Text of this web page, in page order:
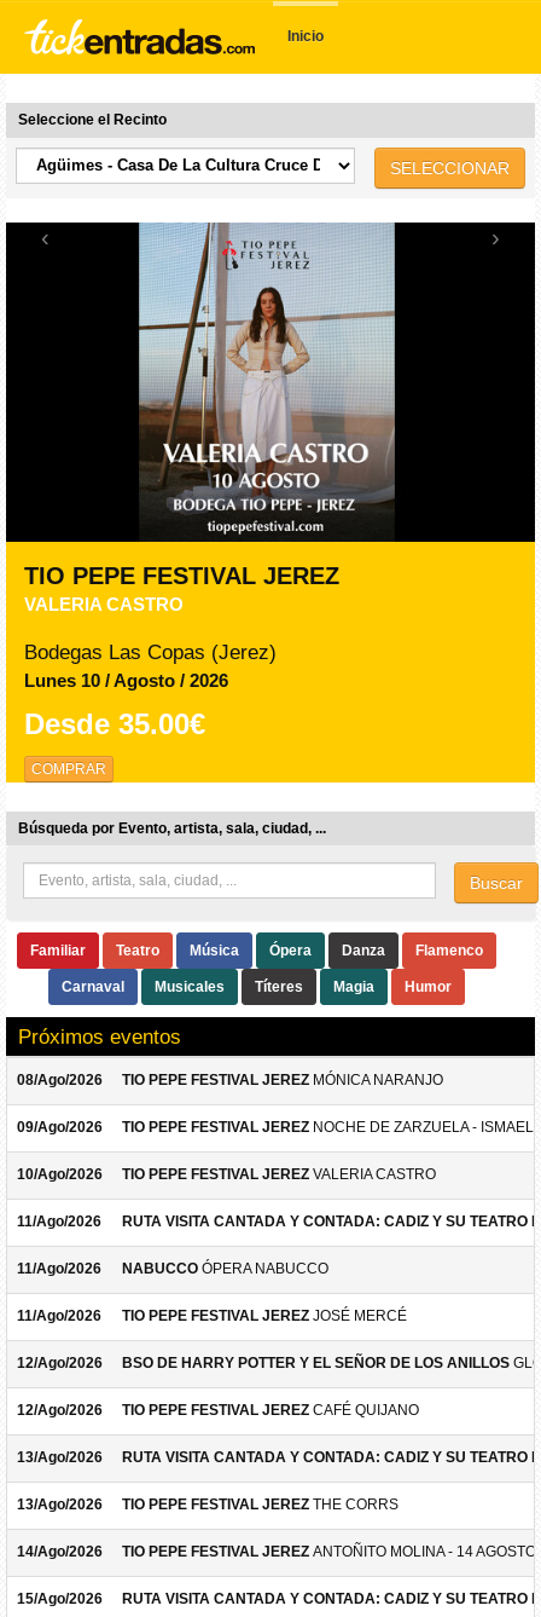
Inicio
Seleccione el Recinto
SELECCIONAR
‹ ›
TIO PEPE FESTIVAL JEREZ
VALERIA CASTRO
Bodegas Las Copas (Jerez)
Lunes 10 / Agosto / 2026
Desde 35.00€
COMPRAR
Búsqueda por Evento, artista, sala, ciudad, ...
Buscar
Familiar Teatro Música Ópera Danza Flamenco
Carnaval Musicales Títeres Magia Humor
Próximos eventos
08/Ago/2026 TIO PEPE FESTIVAL JEREZ MÓNICA NARANJO
09/Ago/2026 TIO PEPE FESTIVAL JEREZ NOCHE DE ZARZUELA -
10/Ago/2026 TIO PEPE FESTIVAL JEREZ VALERIA CASTRO
11/Ago/2026 RUTA VISITA CANTADA Y CONTADA: CADIZ Y SU TEATRO
11/Ago/2026 NABUCCO ÓPERA NABUCCO
11/Ago/2026 TIO PEPE FESTIVAL JEREZ JOSÉ MERCÉ
12/Ago/2026 BSO DE HARRY POTTER Y EL SEÑOR DE LOS ANILLOS
12/Ago/2026 TIO PEPE FESTIVAL JEREZ CAFÉ QUIJANO
13/Ago/2026 RUTA VISITA CANTADA Y CONTADA: CADIZ Y SU TEATRO
13/Ago/2026 TIO PEPE FESTIVAL JEREZ THE CORRS
14/Ago/2026 TIO PEPE FESTIVAL JEREZ ANTOÑITO MOLINA - 14 AGOSTO
15/Ago/2026 RUTA VISITA CANTADA Y CONTADA: CADIZ Y SU TEATRO